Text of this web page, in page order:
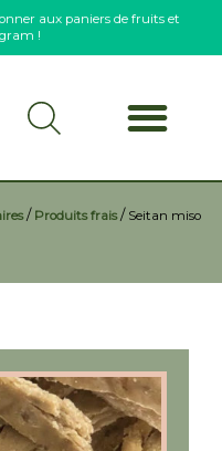
/ Produits frais/ Seitan miso
aux paniers de fruits et
!